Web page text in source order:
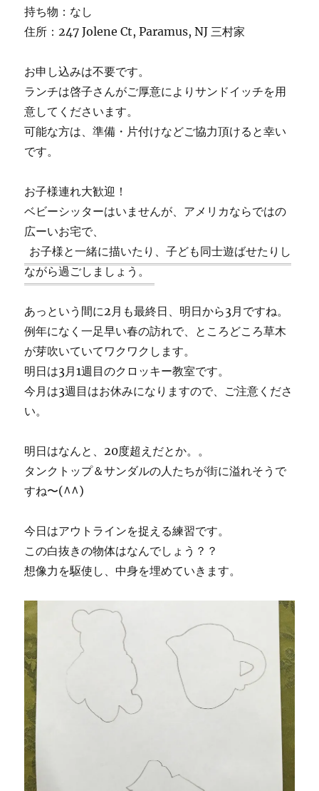
持ち物：なし
住所：247 Jolene Ct, Paramus, NJ 三村家
お申し込みは不要です。
ランチは啓子さんがご厚意によりサンドイッチを用
意してくださいます。
可能な方は、準備・片付けなどご協力頂けると幸い
です。
お子様連れ大歓迎！
ベビーシッターはいませんが、アメリカならではの
広ーいお宅で、
お子様と一緒に描いたり、子ども同士遊ばせたりし
ながら過ごしましょう。
あっという間に2月も最終日、明日から3月ですね。
例年になく一足早い春の訪れで、ところどころ草木
が芽吹いていてワクワクします。
明日は3月1週目のクロッキー教室です。
今月は3週目はお休みになりますので、ご注意くださ
い。
明日はなんと、20度超えだとか。。
タンクトップ＆サンダルの人たちが街に溢れそうで
すね〜(^^)
今日はアウトラインを捉える練習です。
この白抜きの物体はなんでしょう？？
想像力を駆使し、中身を埋めていきます。